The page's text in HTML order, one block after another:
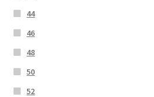
44
46
48
50
52